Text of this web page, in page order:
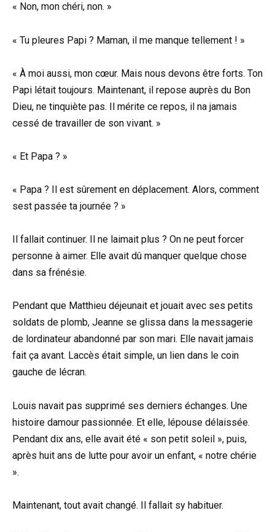
« Non, mon chéri, non. »
« Tu pleures Papi ? Maman, il me manque tellement ! »
« À moi aussi, mon cœur. Mais nous devons être forts. Ton
Papi létait toujours. Maintenant, il repose auprès du Bon
Dieu, ne tinquiète pas. Il mérite ce repos, il na jamais
cessé de travailler de son vivant. »
« Et Papa ? »
« Papa ? Il est sûrement en déplacement. Alors, comment
sest passée ta journée ? »
Il fallait continuer. Il ne laimait plus ? On ne peut forcer
personne à aimer. Elle avait dû manquer quelque chose
dans sa frénésie.
Pendant que Matthieu déjeunait et jouait avec ses petits
soldats de plomb, Jeanne se glissa dans la messagerie
de lordinateur abandonné par son mari. Elle navait jamais
fait ça avant. Laccès était simple, un lien dans le coin
gauche de lécran.
Louis navait pas supprimé ses derniers échanges. Une
histoire damour passionnée. Et elle, lépouse délaissée.
Pendant dix ans, elle avait été « son petit soleil », puis,
après huit ans de lutte pour avoir un enfant, « notre chérie
».
Maintenant, tout avait changé. Il fallait sy habituer.